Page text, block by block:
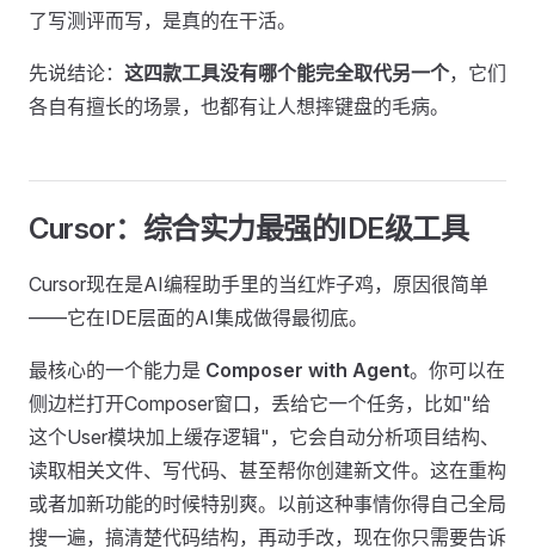
了写测评而写，是真的在干活。
先说结论： 这四款工具没有哪个能完全取代另一个，它们
各自有擅长的场景，也都有让人想摔键盘的毛病。
Cursor：综合实力最强的IDE级工具
Cursor现在是AI编程助手里的当红炸子鸡，原因很简单
——它在IDE层面的AI集成做得最彻底。
最核心的一个能力是 Composer with Agent。你可以在
侧边栏打开Composer窗口，丢给它一个任务，比如"给
这个User模块加上缓存逻辑"，它会自动分析项目结构、
读取相关文件、写代码、甚至帮你创建新文件。这在重构
或者加新功能的时候特别爽。以前这种事情你得自己全局
搜一遍，搞清楚代码结构，再动手改，现在你只需要告诉